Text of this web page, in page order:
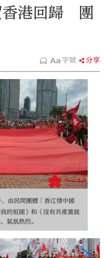
香港回歸 團
字號 分享
由民間團體「香江情中國
的祖國》和《沒有共產黨就
氣氛熱烈。